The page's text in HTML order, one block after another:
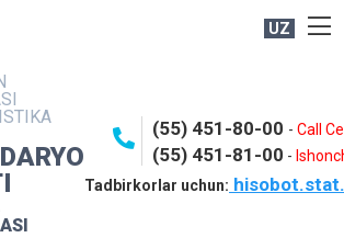
UZ
(55) 451-80-00 -Call
(55) 451-81-00 -
Tadbirkorlar uchun:
OCHIQ MA'LUMOTLAR
NASHRLAR
INTERAKTIV XIZMATLAR
MATBUOT XIZMATI